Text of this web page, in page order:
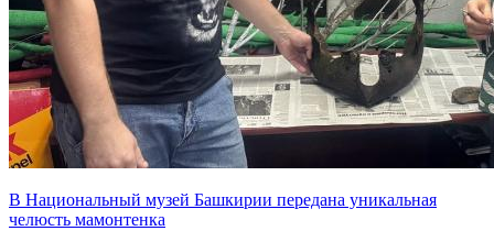
В Национальный музей Башкирии передана уникальная
челюсть мамонтенка